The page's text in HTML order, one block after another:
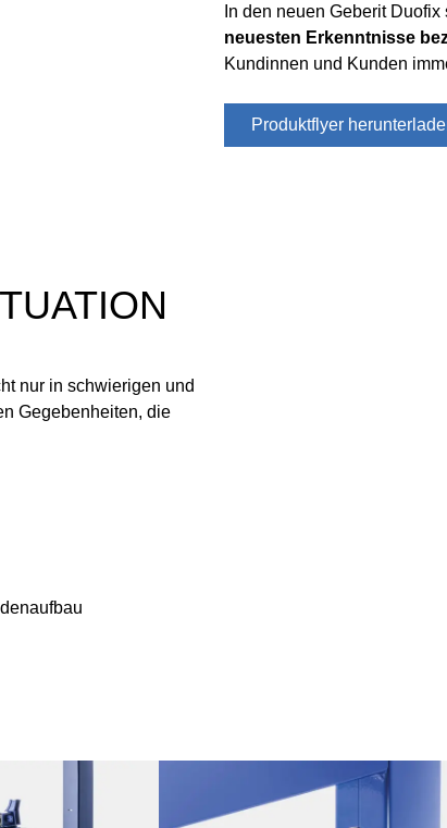
In den neuen Geberit
neuesten Erkenntnisse
Kundinnen und Kunden
Produktflyer
nur in schwierigen und
Gegebenheiten, die